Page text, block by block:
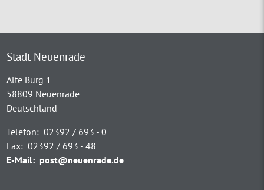
Stadt Neuenrade
Alte Burg 1
58809 Neuenrade
Deutschland
Telefon: 02392 / 693 - 0
Fax: 02392 / 693 - 48
E-Mail: post@neuenrade.de